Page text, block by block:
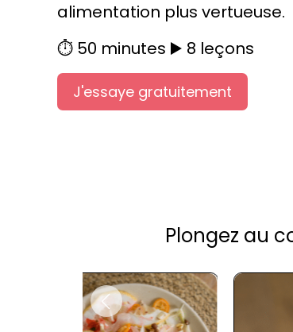
alimentation plus vertueuse.
⏱️ 50 minutes ▶️ 8 leçons
J'essaye gratuitement
Plongez au